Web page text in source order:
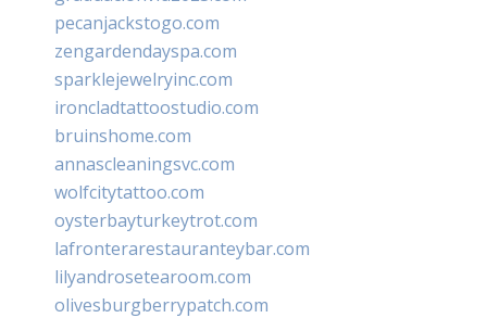
pecanjackstogo.com
zengardendayspa.com
sparklejewelryinc.com
ironcladtattoostudio.com
bruinshome.com
annascleaningsvc.com
wolfcitytattoo.com
oysterbayturkeytrot.com
lafronterarestauranteybar.com
lilyandrosetearoom.com
olivesburgberrypatch.com